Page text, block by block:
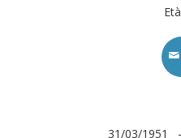
31/03/1951 -